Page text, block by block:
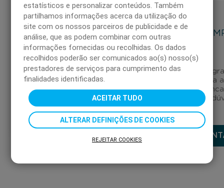
estatísticos e personalizar conteúdos. Também
partilhamos informações acerca da utilização do
site com os nossos parceiros de publicidade e de
análise, que as podem combinar com outras
informações fornecidas ou recolhidas. Os dados
recolhidos poderão ser comunicados ao(s) nosso(s)
prestadores de serviços para cumprimento das
finalidades identificadas.
ACEITAR TUDO
ALTERAR DEFINIÇÕES DE COOKIES
REJEITAR COOKIES
FREQUENTES
CARTÕES DÁ
PRESENTE
EMPRESAS
PARTICULARES
Canal
para
as suas